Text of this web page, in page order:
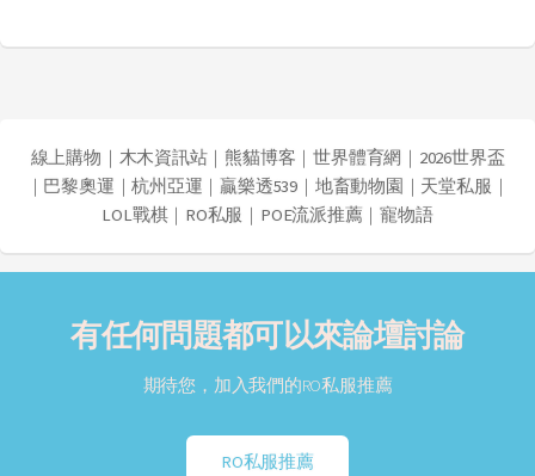
線上購物 ｜ 木木資訊站｜ 熊貓博客 ｜世界體育網 ｜ 2026世界盃
｜ 巴黎奧運 ｜杭州亞運 ｜贏樂透539｜ 地畜動物園 ｜ 天堂私服 ｜
LOL戰棋｜ RO私服 ｜ POE流派推薦 ｜寵物語
有任何問題都可以來論壇討論
期待您，加入我們的RO私服推薦
RO私服推薦